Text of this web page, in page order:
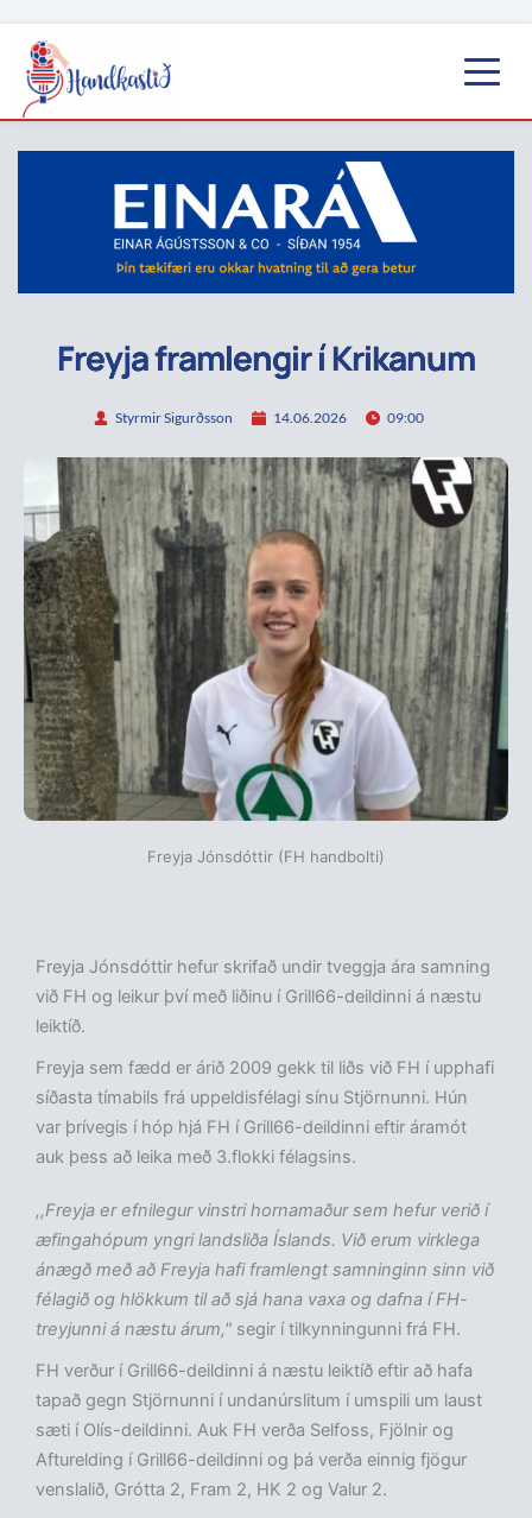
Freyja framlengir í Krikanum
Styrmir Sigurðsson 14.06.2026 09:00
Freyja Jónsdóttir (FH handbolti)
Freyja Jónsdóttir hefur skrifað undir tveggja ára samning
við FH og leikur því með liðinu í Grill66-deildinni á næstu
leiktíð.
Freyja sem fædd er árið 2009 gekk til liðs við FH í upphafi
síðasta tímabils frá uppeldisfélagi sínu Stjörnunni. Hún
var þrívegis í hóp hjá FH í Grill66-deildinni eftir áramót
auk þess að leika með 3.flokki félagsins.
,,Freyja er efnilegur vinstri hornamaður sem hefur verið í
æfingahópum yngri landsliða Íslands. Við erum virklega
ánægð með að Freyja hafi framlengt samninginn sinn við
félagið og hlökkum til að sjá hana vaxa og dafna í FH-
treyjunni á næstu árum," segir í tilkynningunni frá FH.
FH verður í Grill66-deildinni á næstu leiktíð eftir að hafa
tapað gegn Stjörnunni í undanúrslitum í umspili um laust
sæti í Olís-deildinni. Auk FH verða Selfoss, Fjölnir og
Afturelding í Grill66-deildinni og þá verða einnig fjögur
venslalið, Grótta 2, Fram 2, HK 2 og Valur 2.